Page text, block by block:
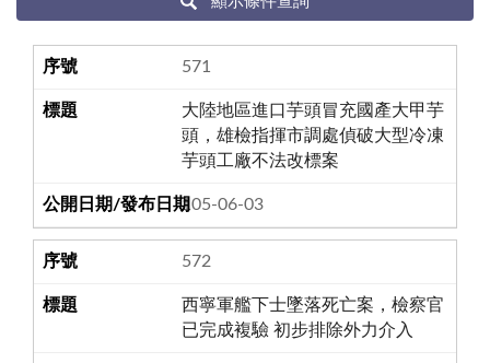
571
大陸地區進口芋頭冒充國產大甲芋
頭，雄檢指揮市調處偵破大型冷凍
芋頭工廠不法改標案
105-06-03
572
西寧軍艦下士墜落死亡案，檢察官
已完成複驗 初步排除外力介入